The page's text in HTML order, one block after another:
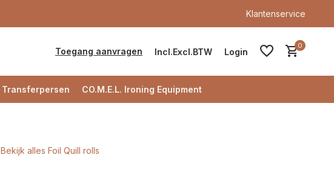
Klantenservice
Toegang aanvragen Incl.Excl.BTW Login
0
Transferpersen CO.M.E.L. Ironing Equipment
Bekijk alles Foil Quill rolls